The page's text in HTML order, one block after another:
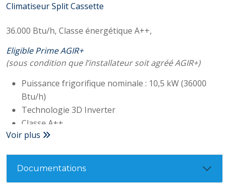
Climatiseur Split Cassette
36.000 Btu/h, Classe énergétique A++,
Eligible Prime AGIR+
(sous condition que l’installateur soit agréé AGIR+)
Puissance frigorifique nominale : 10,5 kW (36000
Btu/h)
Technologie 3D Inverter
Classe A++
SEER : 6,60
Niveau sonore (unité interne/externe) : 38/57dB(A)
Voir plus
Documentations